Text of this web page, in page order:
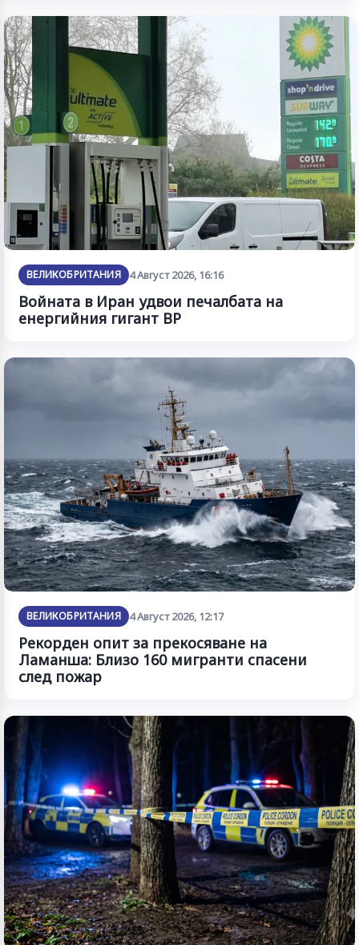
ВЕЛИКОБРИТАНИЯ 4 Август 2026, 16:16
Войната в Иран удвои печалбата на
енергийния гигант BP
ВЕЛИКОБРИТАНИЯ 4 Август 2026, 12:17
Рекорден опит за прекосяване на
Ламанша: Близо 160 мигранти спасени
след пожар